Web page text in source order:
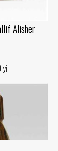
Alisher
yil